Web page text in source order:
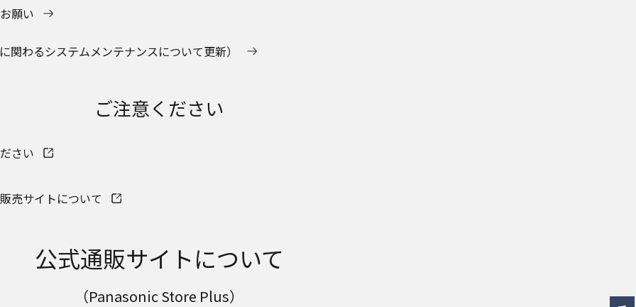
願い
わるシステムメンテナンスについて更新）
ご注意ください
さい
売サイトについて
公式通販サイトについて
（Panasonic Store Plus）